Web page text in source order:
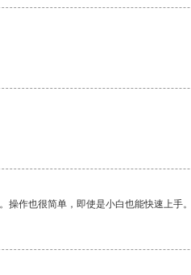
作也很简单，即使是小白也能快速上手。